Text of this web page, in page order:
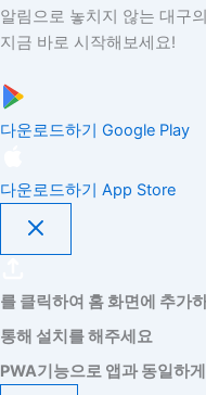
알림으로 놓치지 않는 대구
지금 바로 시작해보세요!
다운로드하기 Google Play
다운로드하기 App Store
를 클릭하여 홈 화면에 추가
통해 설치를 해주세요
PWA기능으로 앱과 동일하